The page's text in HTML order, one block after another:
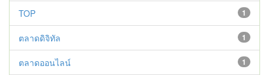
1
TOP
1
ตลาดดิจิทัล
1
ตลาดออนไลน์